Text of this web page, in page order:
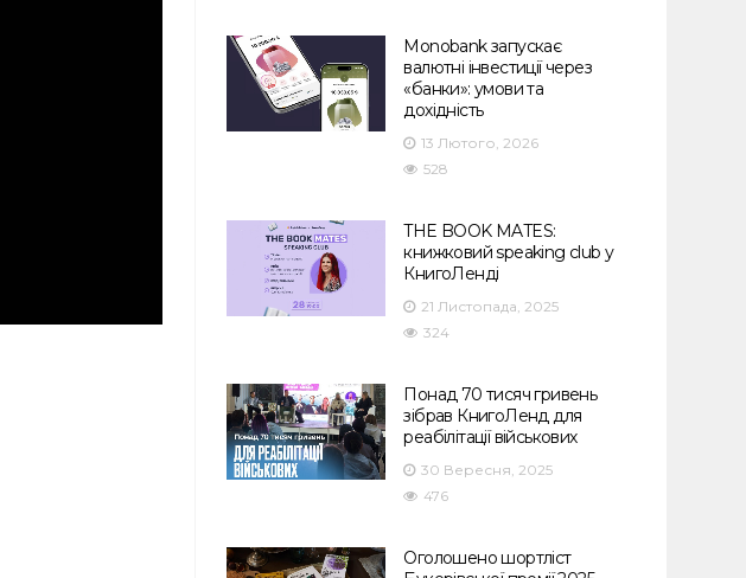
Monobank запускає
валютні інвестиції через
«банки»: умови та
дохідність
13 Лютого, 2026
528
THE BOOK MATES:
книжковий speaking club у
КнигоЛенді
21 Листопада, 2025
324
Понад 70 тисяч гривень
зібрав КнигоЛенд для
реабілітації військових
30 Вересня, 2025
476
Оголошено шортліст